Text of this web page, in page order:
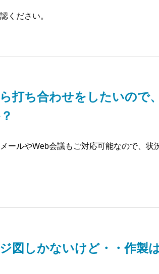
ください。
打ち合わせをしたいので
ールやWeb会議もご対応可能なので、状
図しかないけど・・作製